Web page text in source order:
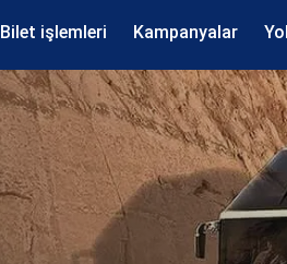
Bilet işlemleri Kampanyalar